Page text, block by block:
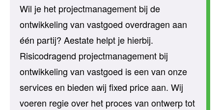
Wil je het projectmanagement bij de
ontwikkeling van vastgoed overdragen aan
één partij? Aestate helpt je hierbij.
Risicodragend projectmanagement bij
ontwikkeling van vastgoed is een van onze
services en bieden wij fixed price aan. Wij
voeren regie over het proces van ontwerp tot